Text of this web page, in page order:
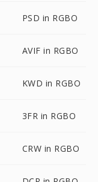
PSD in RGBO
AVIF in RGBO
KWD in RGBO
3FR in RGBO
CRW in RGBO